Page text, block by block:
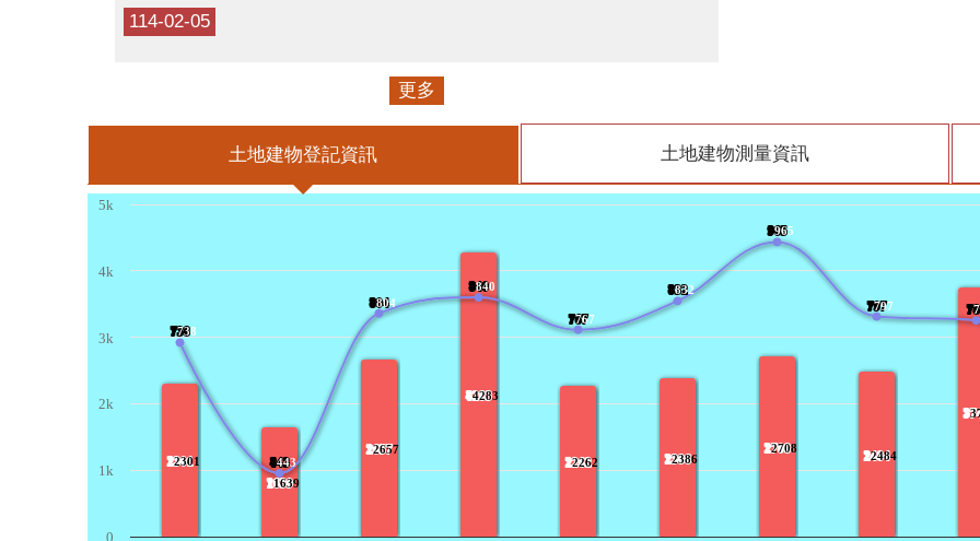
114-02-05
更多
土地建物登記資訊 土地建物測量資訊
2301
?2301
1639
?1639
2657
?2657
4283
?4283
2262
?2262 2386
?2386
2708
?2708
2484
?2484
?
738
?738
443
?443
804
?804
840
?840
767
?767
832
?832
965
?965
797
?797 ?
0
1k
2k
3k
4k
5k